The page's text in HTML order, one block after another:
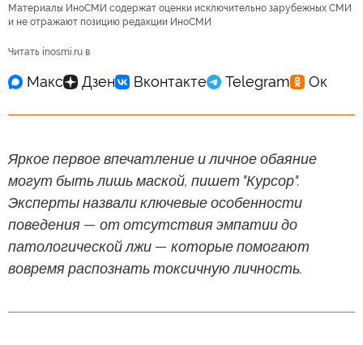
Материалы ИноСМИ содержат оценки исключительно зарубежных СМИ
и не отражают позицию редакции ИноСМИ
Читать inosmi.ru в
Яркое первое впечатление и личное обаяние
могут быть лишь маской, пишет "Курсор".
Эксперты назвали ключевые особенности
поведения — от отсутствия эмпатии до
патологической лжи — которые помогают
вовремя распознать токсичную личность.